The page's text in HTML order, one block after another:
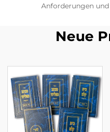
Anforderungen
Neue